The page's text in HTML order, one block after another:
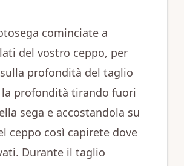
cominciate a
del vostro ceppo, per
profondità del taglio
profondità tirando fuori
sega e accostandola su
ceppo così capirete dove
Durante il taglio